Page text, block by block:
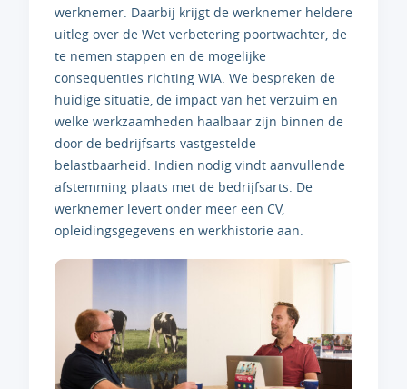
werknemer. Daarbij krijgt de werknemer heldere
uitleg over de Wet verbetering poortwachter, de
te nemen stappen en de mogelijke
consequenties richting WIA. We bespreken de
huidige situatie, de impact van het verzuim en
welke werkzaamheden haalbaar zijn binnen de
door de bedrijfsarts vastgestelde
belastbaarheid. Indien nodig vindt aanvullende
afstemming plaats met de bedrijfsarts. De
werknemer levert onder meer een CV,
opleidingsgegevens en werkhistorie aan.